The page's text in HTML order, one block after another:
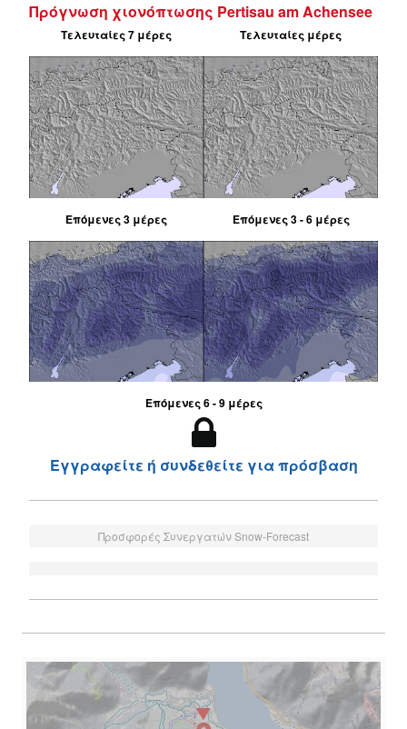
Πρόγνωση χιονόπτωσης Pertisau am Achensee
Τελευταίες 7 μέρες Τελευταίες μέρες
Επόμενες 3 μέρες Επόμενες 3 - 6 μέρες
Επόμενες 6 - 9 μέρες
Εγγραφείτε ή συνδεθείτε για πρόσβαση
Προσφορές Συνεργατών Snow-Forecast